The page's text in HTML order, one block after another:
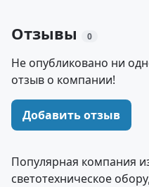
Отзывы 0
Не опубликовано ни
отзыв о компании!
Добавить отзыв
Популярная компания
светотехническое